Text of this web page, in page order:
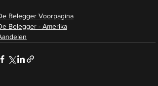
Belegger Voorpagina
Belegger - Amerika